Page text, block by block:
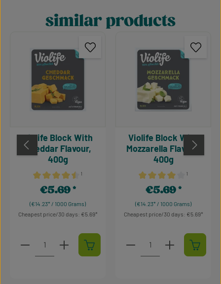
Skip product gallerysimilar products
Average rating of 4.5 out of 5 stars
¹
Violife Block With
Cheddar Flavour,
400g
(€14.23* / 1000 Grams)
Regular price:
€5.69
Cheapest price/30 days: €5.69
Product Quantity: Enter the desired amount or
Average rating of 4 out of
¹
Violife Block With
Mozzarella Flavour,
400g
(€14.23* / 1000 Grams)
Regular price:
€5.69
Cheapest price/30 days: €5.69
Product Quantity: